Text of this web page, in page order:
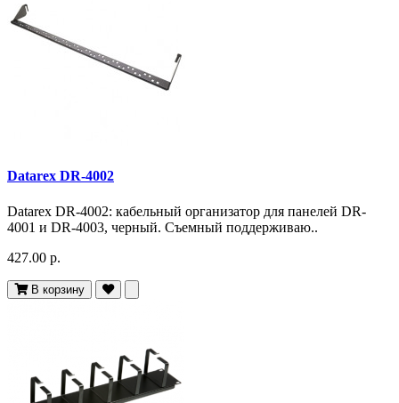
Datarex DR-4002
Datarex DR-4002: кабельный организатор для панелей DR-
4001 и DR-4003, черный. Съемный поддерживаю..
427.00 р.
В корзину